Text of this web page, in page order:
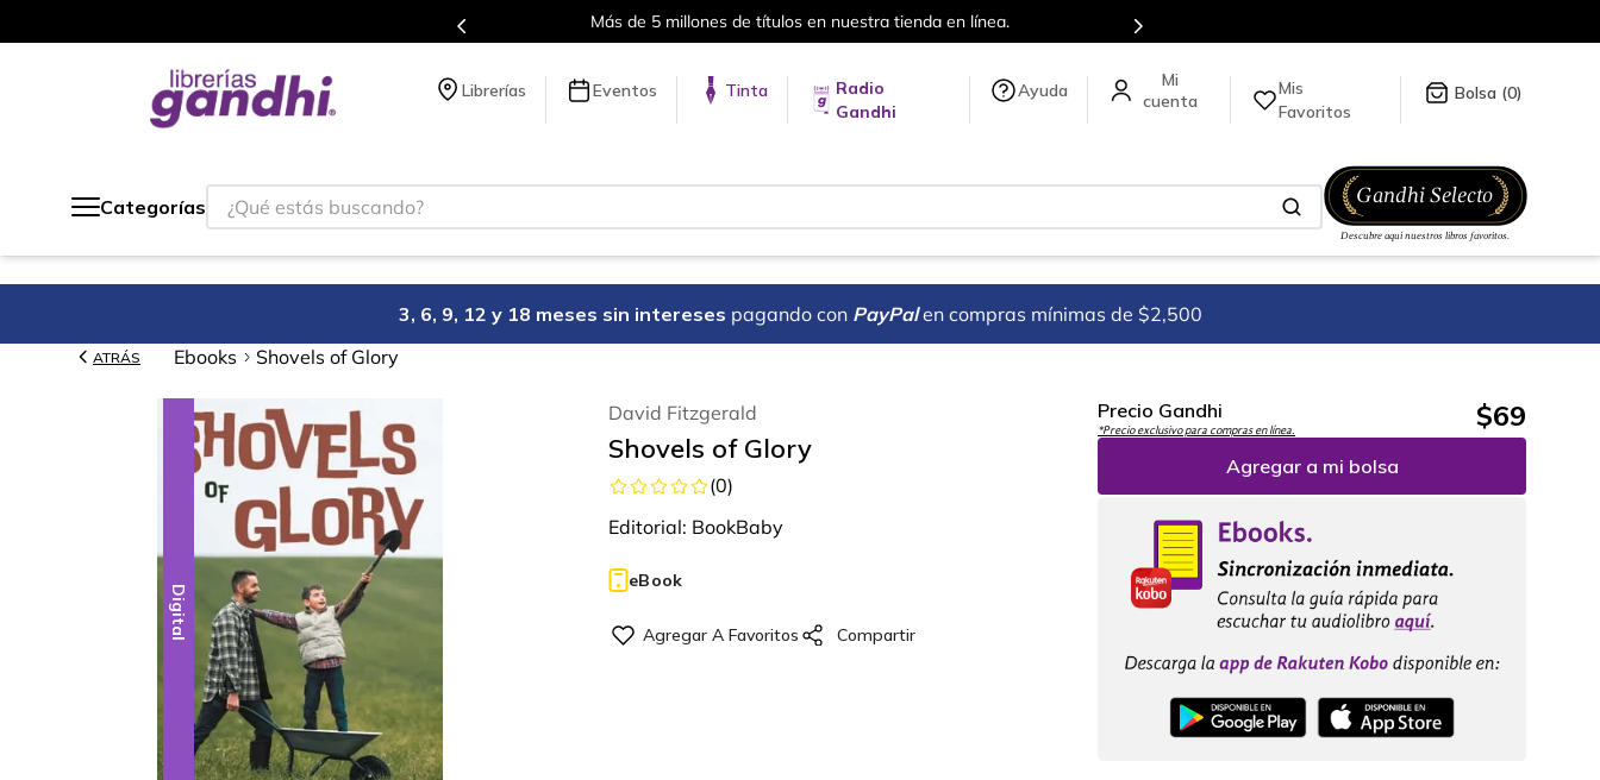
Más de 5 millones de títulos en nuestra tienda en línea.
Librerías Eventos Tinta
Radio
Gandhi
Ayuda
Mis
Favoritos
0
Categorías
¿Qué estás buscando?
3, 6, 9, 12 y 18 meses sin intereses pagando con PayPal en compras mínimas de $2,500
ATRÁS Ebooks Shovels of Glory
Digital
David Fitzgerald
Shovels of Glory
(0)
Editorial: BookBaby
eBook
Precio Gandhi
*Precio exclusivo para compras en línea. $69
Agregar a mi bolsa